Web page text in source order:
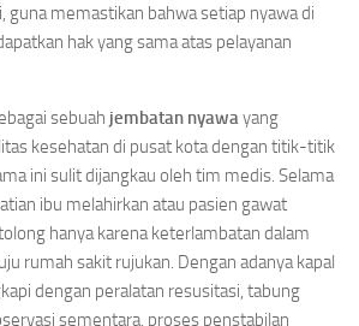
guna memastikan bahwa setiap nyawa di
hak yang sama atas pelayanan
sebuah jembatan nyawayang
kesehatan di pusat kota dengan titik-titik
ini sulit dijangkau oleh tim medis. Selama
ibu melahirkan atau pasien gawat
hanya karena keterlambatan dalam
rumah sakit rujukan. Dengan adanya kapal
dengan peralatan resusitasi, tabung
sementara, proses penstabilan